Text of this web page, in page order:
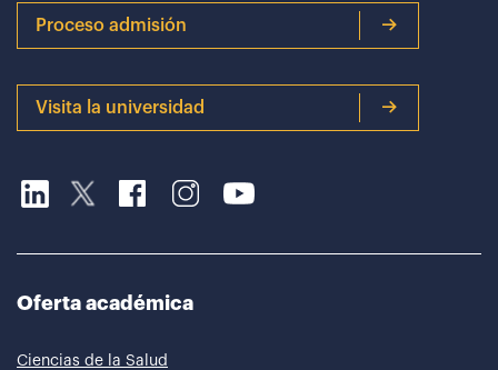
Proceso admisión
Visita la universidad
Oferta académica
Ciencias de la Salud